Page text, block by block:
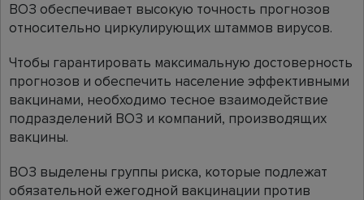
ВОЗ обеспечивает высокую точность прогнозов
относительно циркулирующих штаммов вирусов.
Чтобы гарантировать максимальную достоверность
прогнозов и обеспечить население эффективными
вакцинами, необходимо тесное взаимодействие
подразделений ВОЗ и компаний, производящих
вакцины.
ВОЗ выделены группы риска, которые подлежат
обязательной ежегодной вакцинации против